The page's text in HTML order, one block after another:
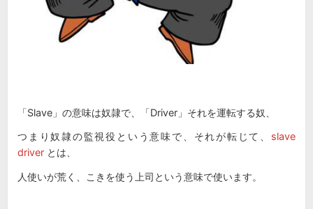
「Slave」の意味は奴隷で、「Driver」それを運転する奴、
つまり奴隷の監視役という意味で、それが転じて、 slave
driver とは、
人使いが荒く、こきを使う上司という意味で使います。